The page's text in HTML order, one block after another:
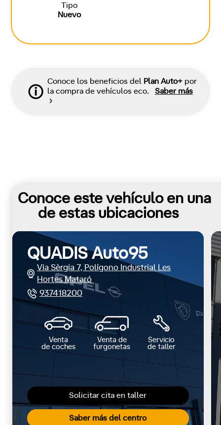
Tipo
Nuevo
Conoce los beneficios del Plan Auto+ por
la compra de vehículos eco.
Saber más
Conoce este vehículo en una
de estas ubicaciones
Solicitar cita en taller
Saber más del centro
QUADIS Auto95
Via Sèrgia 7, Polígono Industrial Les
Hortes Mataró
937418200
Venta
de coches
Venta de
furgonetas
Servicio
de taller